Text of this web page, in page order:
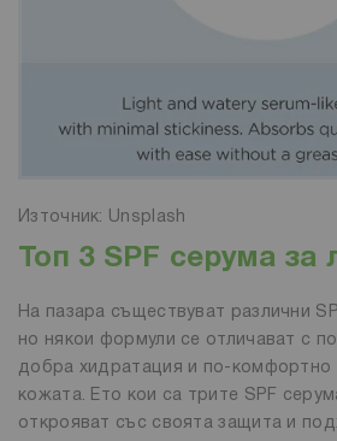
Източник: Unsplash
Топ 3 SPF серума за
На пазара съществуват различни
но някои формули се отличават с
добра хидратация и по-комфортно
кожата. Ето кои са трите SPF
открояват със своята защита и